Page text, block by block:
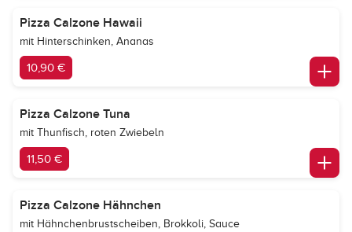
Pizza Calzone Hawaii
mit Hinterschinken, Ananas
10,90 €
Pizza Calzone Tuna
mit Thunfisch, roten Zwiebeln
11,50 €
Pizza Calzone Hähnchen
mit Hähnchenbrustscheiben, Brokkoli, Sauce